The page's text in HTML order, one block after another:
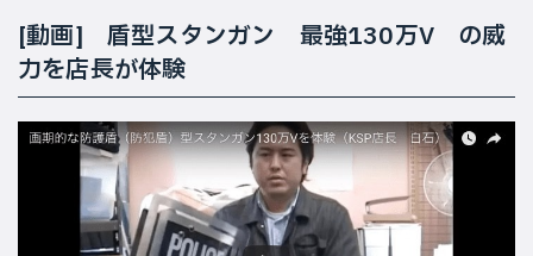
[動画] 盾型スタンガン 最強130万V の威
力を店長が体験